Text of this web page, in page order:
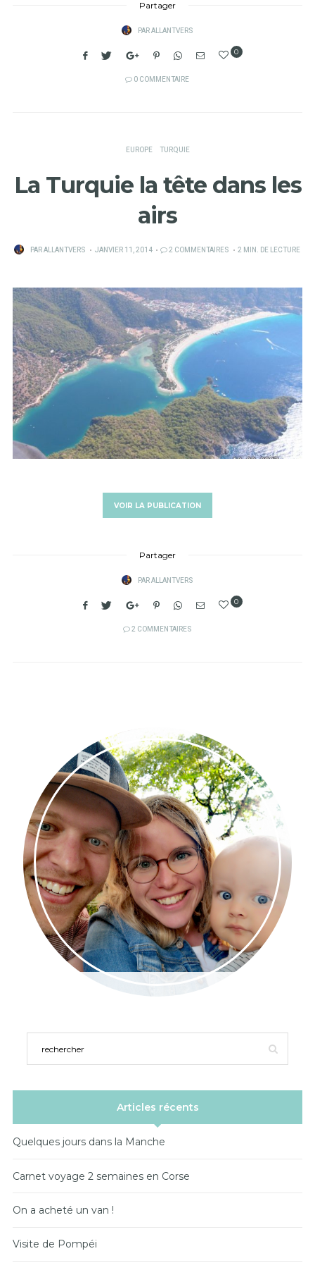
Partager
PARALLANTVERS
0
0 COMMENTAIRE
EUROPE TURQUIE
La Turquie la tête dans les
airs
PARALLANTVERS
PUBLIÉ
JANVIER 11, 2014 2 COMMENTAIRES 2 MIN. DE LECTURE
VOIR LA PUBLICATION
Partager
PARALLANTVERS
0
2 COMMENTAIRES
Articles récents
Quelques jours dans la Manche
Carnet voyage 2 semaines en Corse
On a acheté un van !
Visite de Pompéi